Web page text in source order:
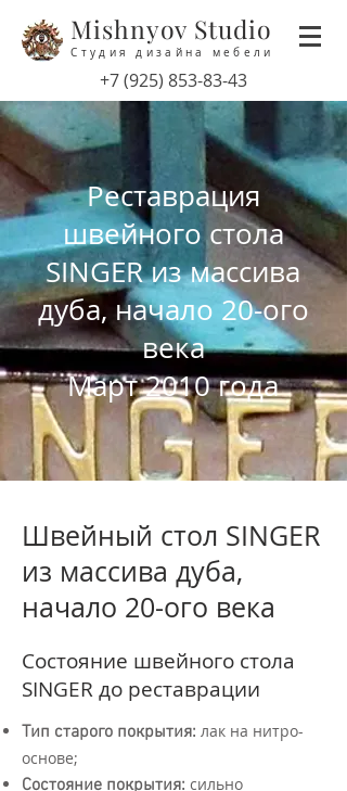
Mishnyov Studio
Студия дизайна мебели
‭+7(925) 853-83-43
Реставрация
швейного стола
SINGER из массива
дуба, начало 20-ого
века
Март 2010 года
Швейный стол SINGER
из массива дуба,
начало 20-ого века
Состояние швейного стола
SINGER до реставрации
Тип старого покрытия: лак на нитро-
основе;
Состояние покрытия: сильно